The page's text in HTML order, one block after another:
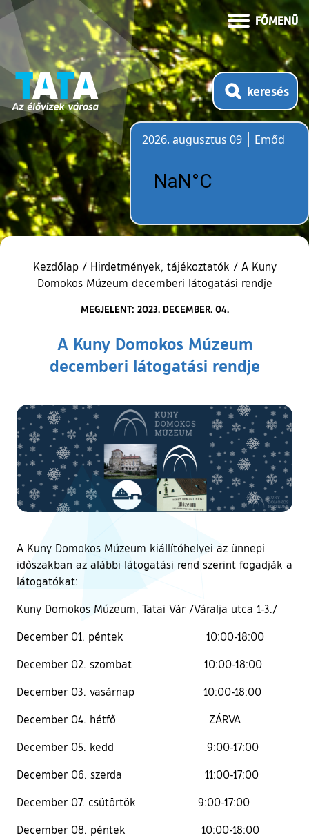
FŐMENÜ
keresés
2026. augusztus 09
Emőd
Kezdőlap / Hirdetmények, tájékoztatók / A Kuny
Domokos Múzeum decemberi látogatási rendje
MEGJELENT: 2023. DECEMBER. 04.
A Kuny Domokos Múzeum
decemberi látogatási rendje
A Kuny Domokos Múzeum kiállítóhelyei az ünnepi
időszakban az alábbi látogatási rend szerint fogadják a
látogatókat:
Kuny Domokos Múzeum, Tatai Vár /Váralja utca 1-3./
December 01. péntek 10:00-18:00
December 02. szombat 10:00-18:00
December 03. vasárnap 10:00-18:00
December 04. hétfő ZÁRVA
December 05. kedd 9:00-17:00
December 06. szerda 11:00-17:00
December 07. csütörtök 9:00-17:00
December 08. péntek 10:00-18:00